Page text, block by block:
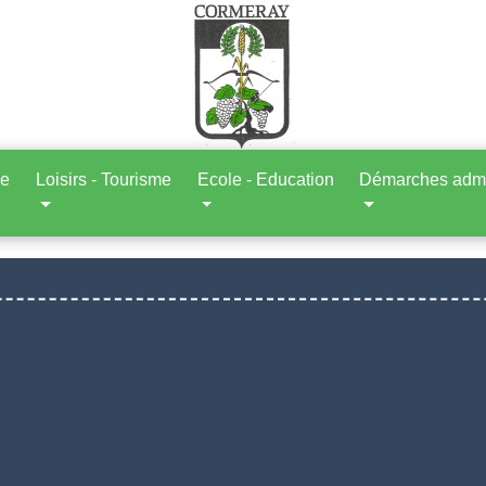
Loisirs - Tourisme Ecole - Education Démarches